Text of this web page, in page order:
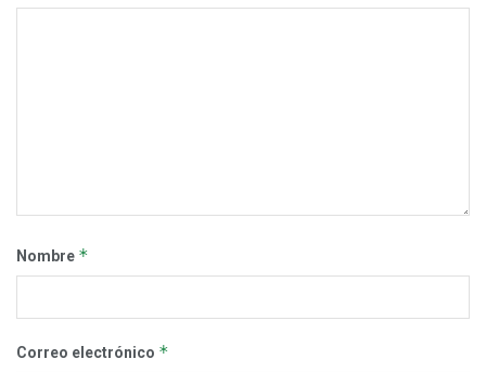
Nombre *
Correo electrónico *